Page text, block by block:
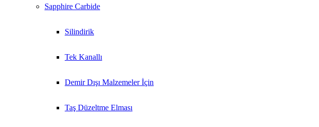
Sapphire Carbide
Silindirik
Tek Kanallı
Demir Dışı Malzemeler İçin
Taş Düzeltme Elması